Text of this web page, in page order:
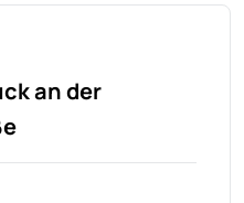
an der